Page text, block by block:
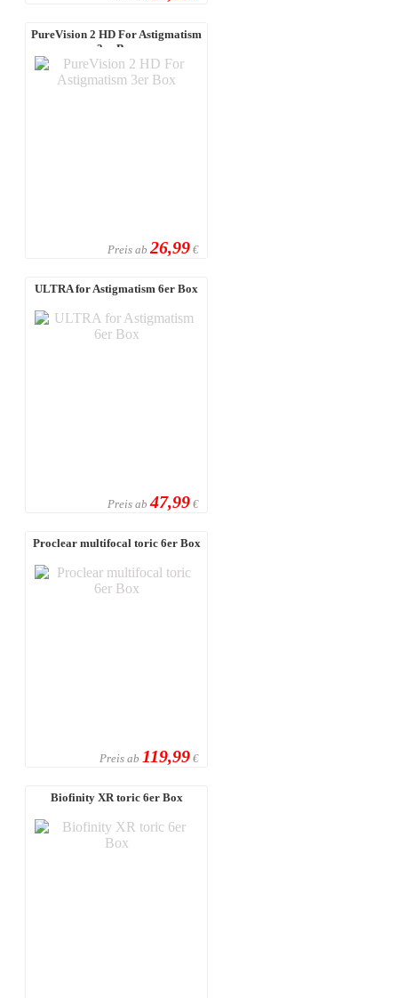
PureVision 2 HD For Astigmatism
3er Box
Preis ab 26,99 €
ULTRA for Astigmatism 6er Box
Preis ab 47,99 €
Proclear multifocal toric 6er Box
Preis ab 119,99 €
Biofinity XR toric 6er Box